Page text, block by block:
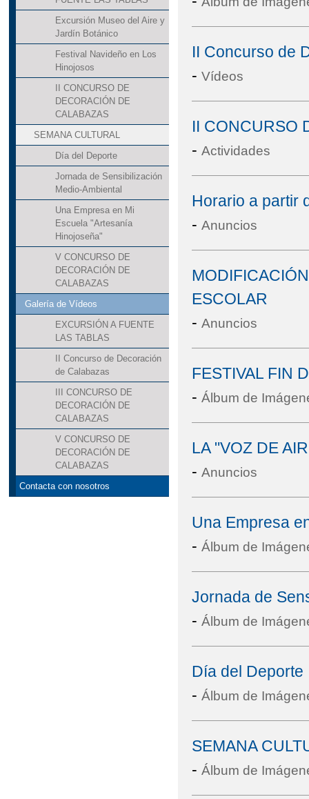
Excursión Museo del Aire y
Jardín Botánico
Festival Navideño en Los
Hinojosos
II CONCURSO DE
DECORACIÓN DE
CALABAZAS
SEMANA CULTURAL
Día del Deporte
Jornada de Sensibilización
Medio-Ambiental
Una Empresa en Mi
Escuela "Artesanía
Hinojoseña"
V CONCURSO DE
DECORACIÓN DE
CALABAZAS
Galería de Vídeos
EXCURSIÓN A FUENTE
LAS TABLAS
II Concurso de Decoración
de Calabazas
III CONCURSO DE
DECORACIÓN DE
CALABAZAS
V CONCURSO DE
DECORACIÓN DE
CALABAZAS
Contacta con nosotros
II Concurso de
- Vídeos
II CONCURSO
- Actividades
Horario a partir
- Anuncios
ESCOLAR
- Anuncios
FESTIVAL FIN
- Álbum de
LA "VOZ DE
- Anuncios
Una Empresa
- Álbum de
Jornada de
- Álbum de
Día del Deporte
- Álbum de
SEMANA
- Álbum de